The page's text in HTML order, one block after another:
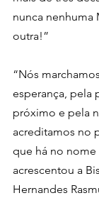
nunca nenhuma
outra!”
“Nós
esperança, pela
próximo e pela
acreditamos no
que há no nome
acrescentou a
Hernandes